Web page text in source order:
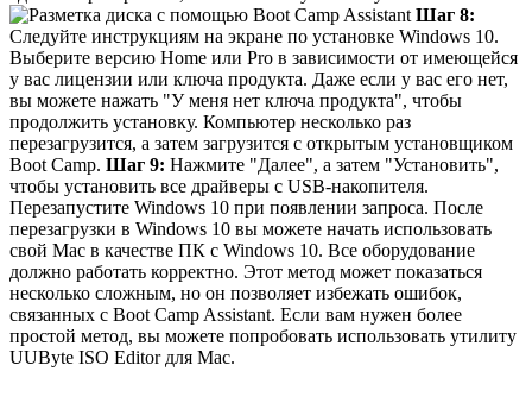
Шаг 8:
Следуйте инструкциям на экране по установке Windows 10.
Выберите версию Home или Pro в зависимости от имеющейся
у вас лицензии или ключа продукта. Даже если у вас его нет,
вы можете нажать "У меня нет ключа продукта", чтобы
продолжить установку. Компьютер несколько раз
перезагрузится, а затем загрузится с открытым установщиком
Boot Camp. Шаг 9: Нажмите "Далее", а затем "Установить",
чтобы установить все драйверы с USB-накопителя.
Перезапустите Windows 10 при появлении запроса. После
перезагрузки в Windows 10 вы можете начать использовать
свой Mac в качестве ПК с Windows 10. Все оборудование
должно работать корректно. Этот метод может показаться
несколько сложным, но он позволяет избежать ошибок,
связанных с Boot Camp Assistant. Если вам нужен более
простой метод, вы можете попробовать использовать утилиту
UUByte ISO Editor для Mac.